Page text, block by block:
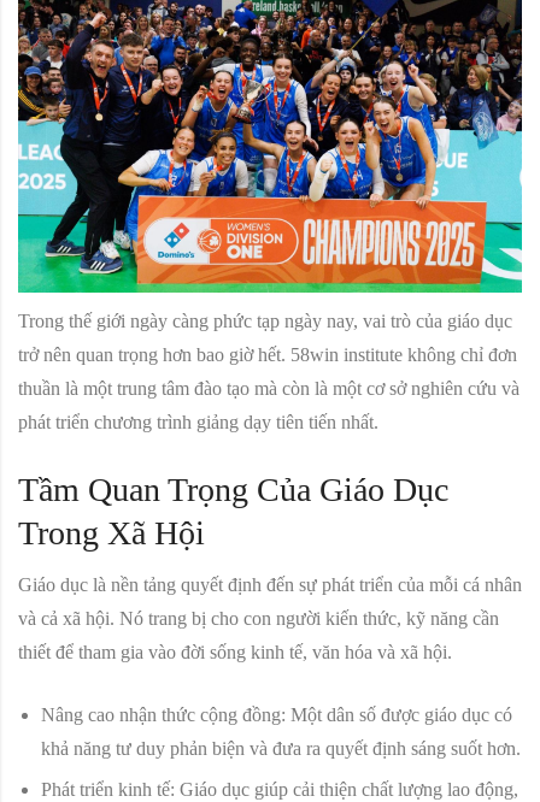
Trong thế giới ngày càng phức tạp ngày nay, vai trò của giáo dục
trở nên quan trọng hơn bao giờ hết. 58win institute không chỉ đơn
thuần là một trung tâm đào tạo mà còn là một cơ sở nghiên cứu và
phát triển chương trình giảng dạy tiên tiến nhất.
Tầm Quan Trọng Của Giáo Dục
Trong Xã Hội
Giáo dục là nền tảng quyết định đến sự phát triển của mỗi cá nhân
và cả xã hội. Nó trang bị cho con người kiến thức, kỹ năng cần
thiết để tham gia vào đời sống kinh tế, văn hóa và xã hội.
Nâng cao nhận thức cộng đồng: Một dân số được giáo dục có
khả năng tư duy phản biện và đưa ra quyết định sáng suốt hơn.
Phát triển kinh tế: Giáo dục giúp cải thiện chất lượng lao động,